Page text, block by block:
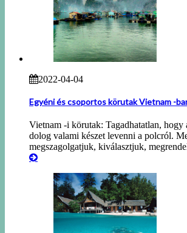
2022-04-04
Egyéni és csoportos körutak Vietnam -
Vietnam -i körutak: Tagadhatatlan, hogy
dolog valami készet levenni a polcról.
megszagolgatjuk, kiválasztjuk,